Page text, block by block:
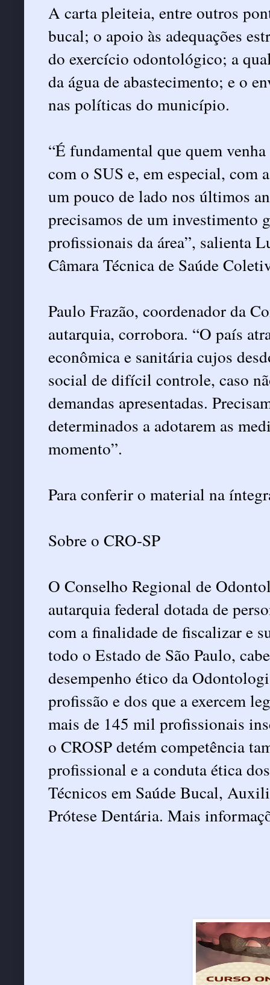
A carta pleiteia, entre outros
bucal; o apoio às adequações
do exercício odontológico; a
da água de abastecimento; e o
nas políticas do município.
“É fundamental que quem
com o SUS e, em especial, com
um pouco de lado nos últimos
precisamos de um investimento
profissionais da área”, salienta
Câmara Técnica de Saúde
Paulo Frazão, coordenador da
autarquia, corrobora. “O país
econômica e sanitária cujos
social de difícil controle, caso
demandas apresentadas.
determinados a adotarem as
momento”.
Para conferir o material na
Sobre o CRO-SP
O Conselho Regional de
autarquia federal dotada de
com a finalidade de fiscalizar e
todo o Estado de São Paulo,
desempenho ético da
profissão e dos que a exercem
mais de 145 mil profissionais
o CROSP detém competência
profissional e a conduta ética
Técnicos em Saúde Bucal,
Prótese Dentária. Mais